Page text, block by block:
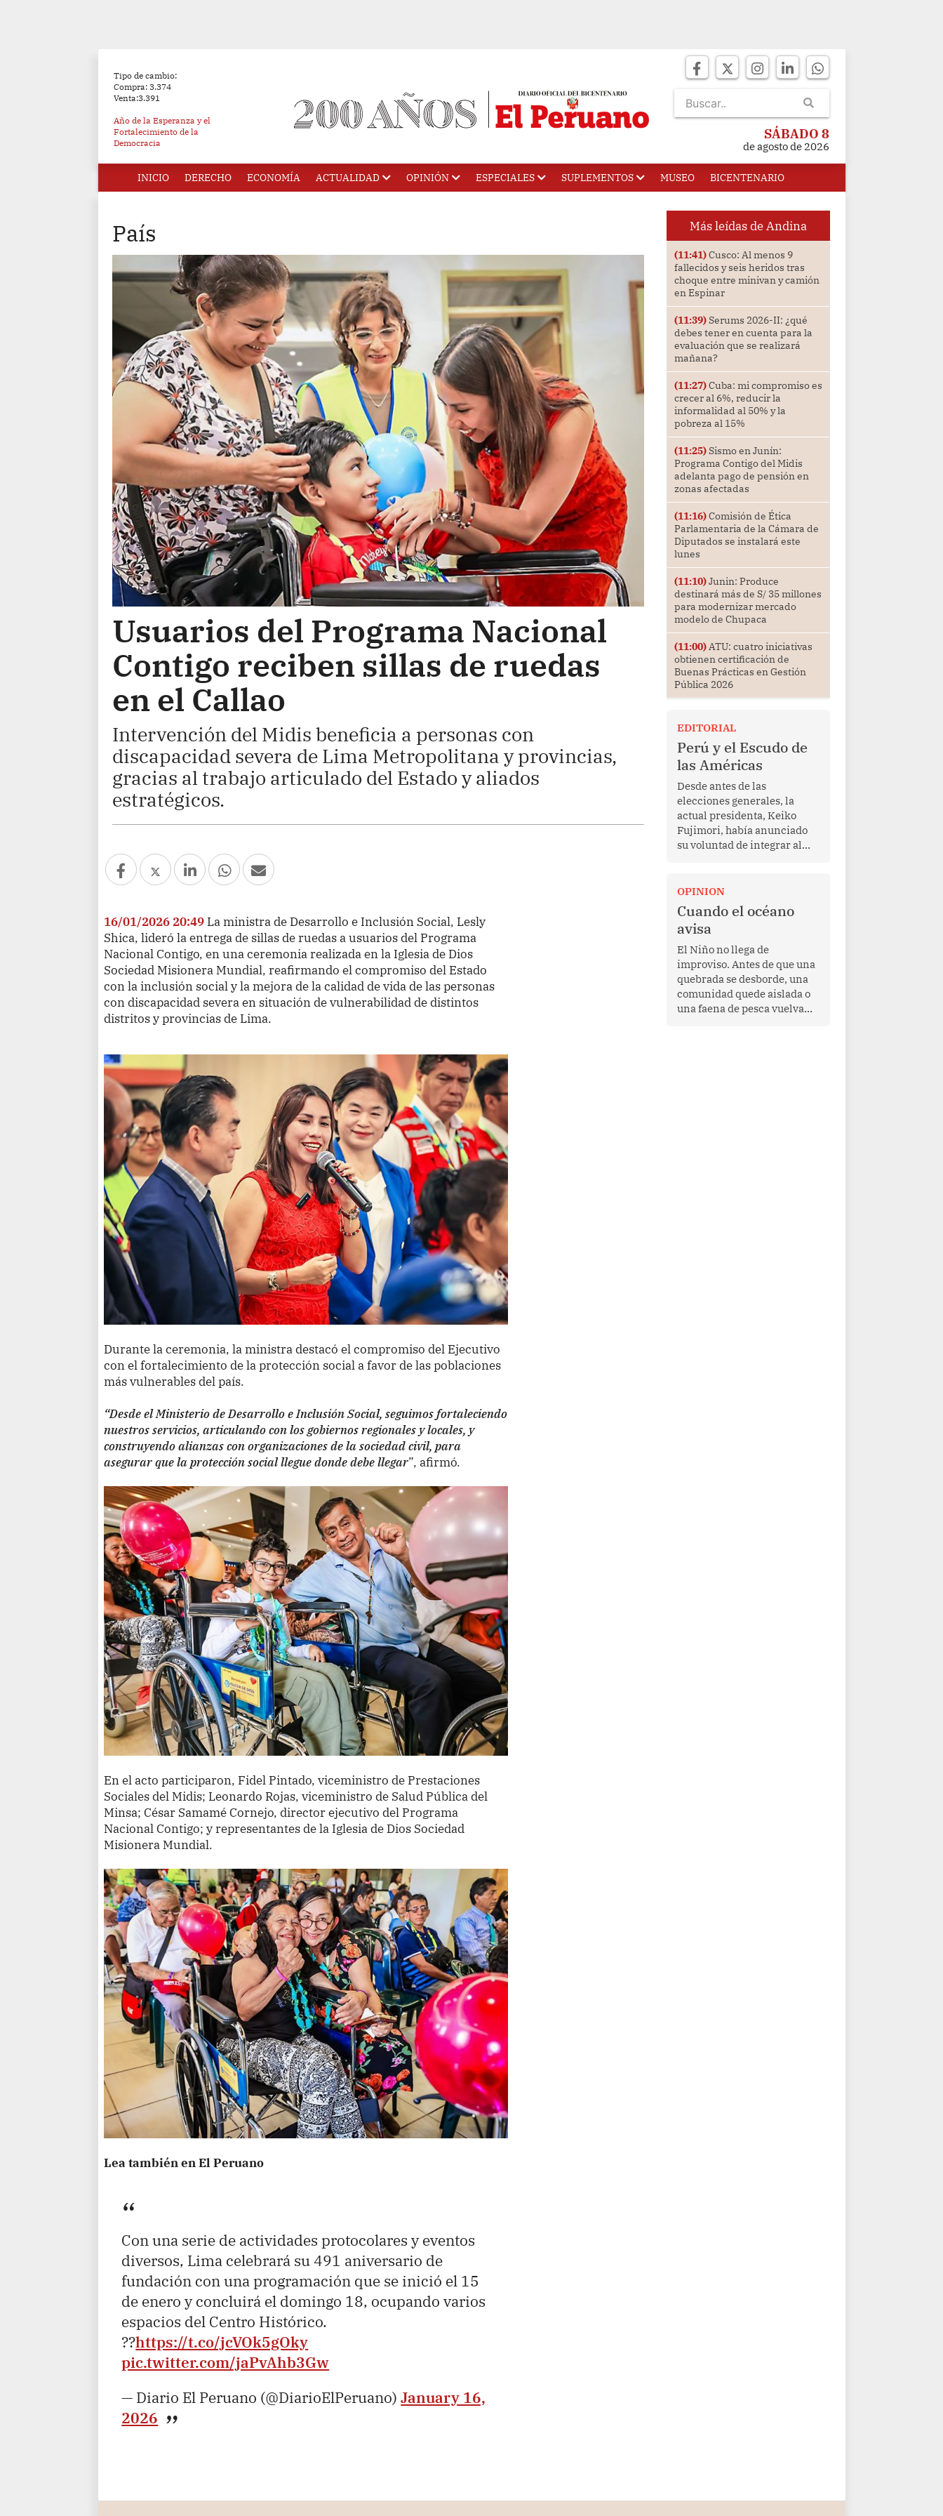
Tipo de cambio:
Compra: 3.374
Venta:3.391
Año de la Esperanza y el
Fortalecimiento de la
Democracia
SÁBADO 8
de agosto de 2026
INICIO DERECHO ECONOMÍA ACTUALIDAD OPINIÓN ESPECIALES SUPLEMENTOS MUSEO BICENTENARIO
País
Usuarios del Programa Nacional
Contigo reciben sillas de ruedas
en el Callao
Intervención del Midis beneficia a personas con
discapacidad severa de Lima Metropolitana y provincias,
gracias al trabajo articulado del Estado y aliados
estratégicos.
16/01/2026 20:49 La ministra de Desarrollo e Inclusión Social, Lesly
Shica, lideró la entrega de sillas de ruedas a usuarios del Programa
Nacional Contigo, en una ceremonia realizada en la Iglesia de Dios
Sociedad Misionera Mundial, reafirmando el compromiso del Estado
con la inclusión social y la mejora de la calidad de vida de las personas
con discapacidad severa en situación de vulnerabilidad de distintos
distritos y provincias de Lima.
Durante la ceremonia, la ministra destacó el compromiso del Ejecutivo
con el fortalecimiento de la protección social a favor de las poblaciones
más vulnerables del país.
“Desde el Ministerio de Desarrollo e Inclusión Social, seguimos fortaleciendo
nuestros servicios, articulando con los gobiernos regionales y locales, y
construyendo alianzas con organizaciones de la sociedad civil, para
asegurar que la protección social llegue donde debe llegar”, afirmó.
En el acto participaron, Fidel Pintado, viceministro de Prestaciones
Sociales del Midis; Leonardo Rojas, viceministro de Salud Pública del
Minsa; César Samamé Cornejo, director ejecutivo del Programa
Nacional Contigo; y representantes de la Iglesia de Dios Sociedad
Misionera Mundial.
Lea también en El Peruano
Con una serie de actividades protocolares y eventos
diversos, Lima celebrará su 491 aniversario de
fundación con una programación que se inició el 15
de enero y concluirá el domingo 18, ocupando varios
espacios del Centro Histórico.
??https://t.co/jcVOk5gOky
pic.twitter.com/jaPvAhb3Gw
— Diario El Peruano (@DiarioElPeruano)January 16,
2026
Más leídas de Andina
(11:41)Cusco: Al menos 9
fallecidos y seis heridos tras
choque entre minivan y camión
en Espinar
(11:39)Serums 2026-II: ¿qué
debes tener en cuenta para la
evaluación que se realizará
mañana?
(11:27)Cuba: mi compromiso es
crecer al 6%, reducir la
informalidad al 50% y la
pobreza al 15%
(11:25)Sismo en Junín:
Programa Contigo del Midis
adelanta pago de pensión en
zonas afectadas
(11:16)Comisión de Ética
Parlamentaria de la Cámara de
Diputados se instalará este
lunes
(11:10)Junin: Produce
destinará más de S/ 35 millones
para modernizar mercado
modelo de Chupaca
(11:00)ATU: cuatro iniciativas
obtienen certificación de
Buenas Prácticas en Gestión
Pública 2026
EDITORIAL
Perú y el Escudo de
las Américas
Desde antes de las
elecciones generales, la
actual presidenta, Keiko
Fujimori, había anunciado
su voluntad de integrar al
en marzo de este año por el
mandatario estadounidense
Donald Trump, con el fin de
enfrentar al crimen
transnacional organizado y
al tráfico de drogas.
OPINION
Cuando el océano
avisa
El Niño no llega de
improviso. Antes de que una
quebrada se desborde, una
comunidad quede aislada o
una faena de pesca vuelva